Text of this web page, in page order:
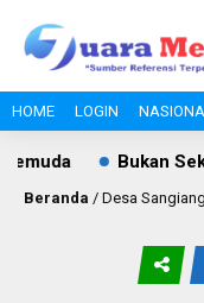
HOME LOGIN
Bukan
Beranda / Desa Sangiang